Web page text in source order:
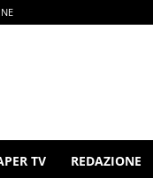
TV REDAZIONE